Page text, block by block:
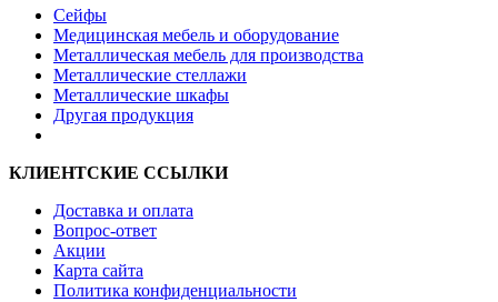
Сейфы
Медицинская мебель и оборудование
Металлическая мебель для производства
Металлические стеллажи
Металлические шкафы
Другая продукция
КЛИЕНТСКИЕ ССЫЛКИ
Доставка и оплата
Вопрос-ответ
Акции
Карта сайта
Политика конфиденциальности